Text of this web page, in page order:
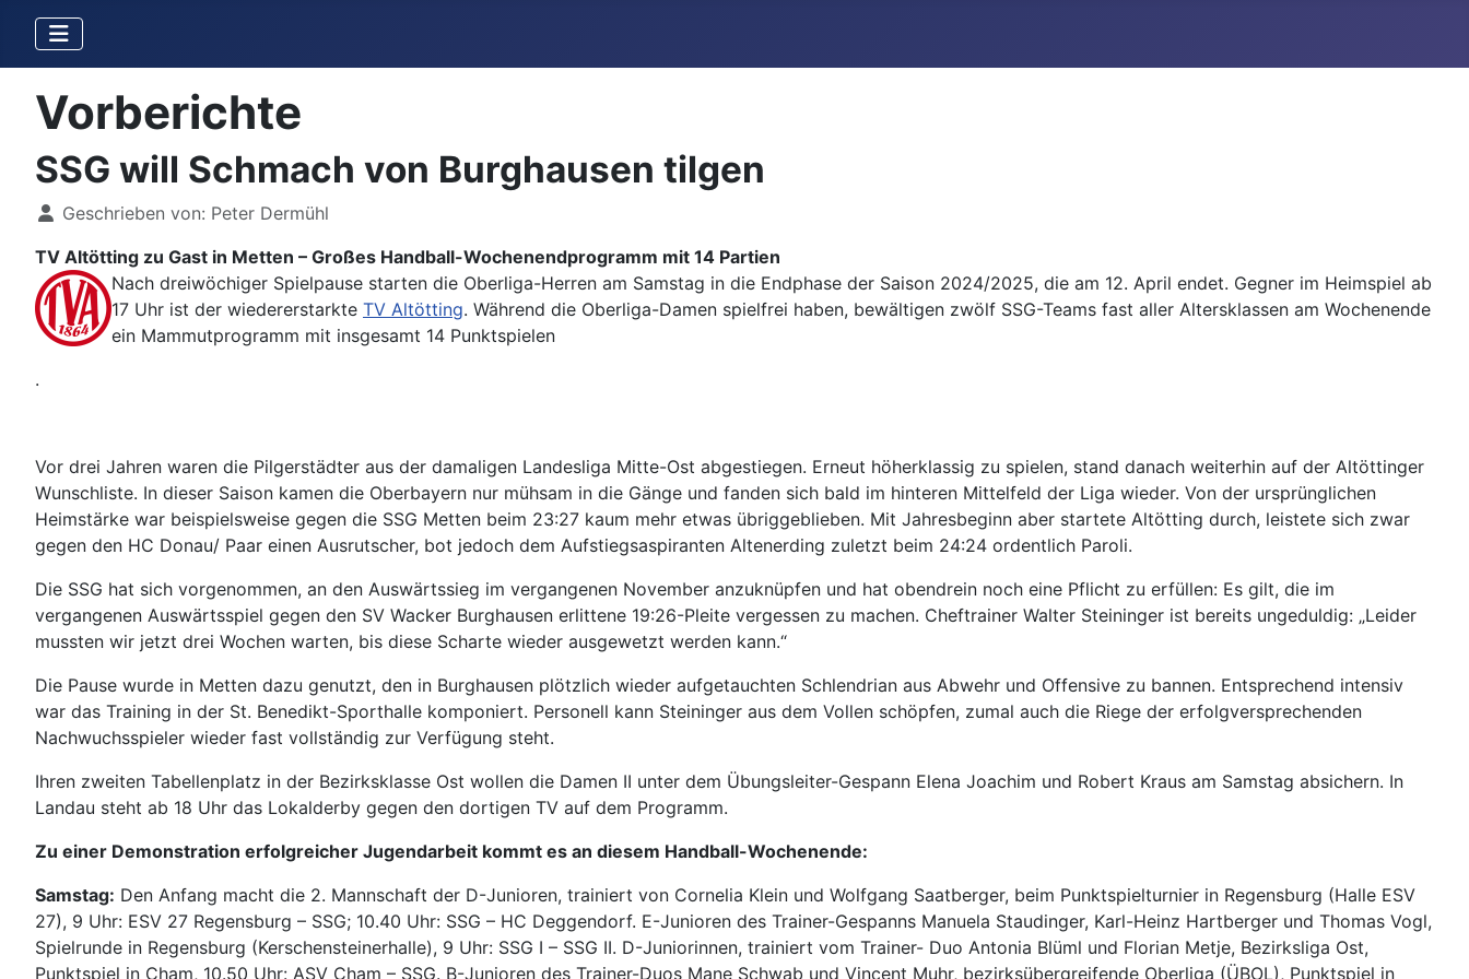
Vorberichte
SSG will Schmach von Burghausen tilgen
DetailsGeschrieben von: Peter Dermühl
TV Altötting zu Gast in Metten – Großes Handball-Wochenendprogramm mit 14 Partien
Nach dreiwöchiger Spielpause starten die Oberliga-Herren am Samstag in die Endphase der Saison 2024/2025, die am 12. April endet. Gegner im Heimspiel ab
17 Uhr ist der wiedererstarkte TV Altötting. Während die Oberliga-Damen spielfrei haben, bewältigen zwölf SSG-Teams fast aller Altersklassen am Wochenende
ein Mammutprogramm mit insgesamt 14 Punktspielen
.
Vor drei Jahren waren die Pilgerstädter aus der damaligen Landesliga Mitte-Ost abgestiegen. Erneut höherklassig zu spielen, stand danach weiterhin auf der Altöttinger
Wunschliste. In dieser Saison kamen die Oberbayern nur mühsam in die Gänge und fanden sich bald im hinteren Mittelfeld der Liga wieder. Von der ursprünglichen
Heimstärke war beispielsweise gegen die SSG Metten beim 23:27 kaum mehr etwas übriggeblieben. Mit Jahresbeginn aber startete Altötting durch, leistete sich zwar
gegen den HC Donau/ Paar einen Ausrutscher, bot jedoch dem Aufstiegsaspiranten Altenerding zuletzt beim 24:24 ordentlich Paroli.
Die SSG hat sich vorgenommen, an den Auswärtssieg im vergangenen November anzuknüpfen und hat obendrein noch eine Pflicht zu erfüllen: Es gilt, die im
vergangenen Auswärtsspiel gegen den SV Wacker Burghausen erlittene 19:26-Pleite vergessen zu machen. Cheftrainer Walter Steininger ist bereits ungeduldig: „Leider
mussten wir jetzt drei Wochen warten, bis diese Scharte wieder ausgewetzt werden kann.“
Die Pause wurde in Metten dazu genutzt, den in Burghausen plötzlich wieder aufgetauchten Schlendrian aus Abwehr und Offensive zu bannen. Entsprechend intensiv
war das Training in der St. Benedikt-Sporthalle komponiert. Personell kann Steininger aus dem Vollen schöpfen, zumal auch die Riege der erfolgversprechenden
Nachwuchsspieler wieder fast vollständig zur Verfügung steht.
Ihren zweiten Tabellenplatz in der Bezirksklasse Ost wollen die Damen II unter dem Übungsleiter-Gespann Elena Joachim und Robert Kraus am Samstag absichern. In
Landau steht ab 18 Uhr das Lokalderby gegen den dortigen TV auf dem Programm.
Zu einer Demonstration erfolgreicher Jugendarbeit kommt es an diesem Handball-Wochenende:
Samstag: Den Anfang macht die 2. Mannschaft der D-Junioren, trainiert von Cornelia Klein und Wolfgang Saatberger, beim Punktspielturnier in Regensburg (Halle ESV
27), 9 Uhr: ESV 27 Regensburg – SSG; 10.40 Uhr: SSG – HC Deggendorf. E-Junioren des Trainer-Gespanns Manuela Staudinger, Karl-Heinz Hartberger und Thomas Vogl,
Spielrunde in Regensburg (Kerschensteinerhalle), 9 Uhr: SSG I – SSG II. D-Juniorinnen, trainiert vom Trainer- Duo Antonia Blüml und Florian Metje, Bezirksliga Ost,
Punktspiel in Cham, 10.50 Uhr: ASV Cham – SSG. B-Junioren des Trainer-Duos Mane Schwab und Vincent Muhr, bezirksübergreifende Oberliga (ÜBOL), Punktspiel in